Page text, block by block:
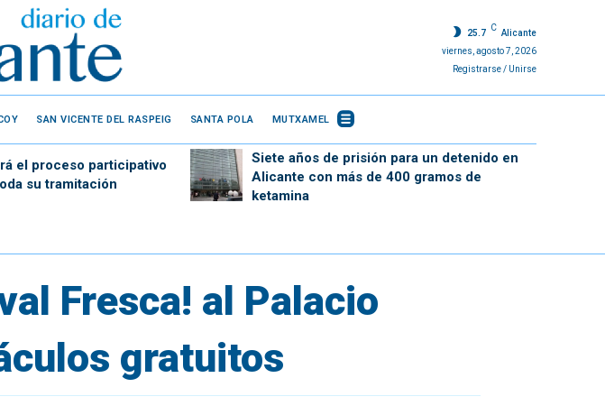
25.7
C
Alicante
viernes, agosto 7, 2026
Registrarse / Unirse
SAN VICENTE DEL RASPEIG SANTA POLA MUTXAMEL
el proceso participativo
su tramitación
Siete años de prisión para un detenido en
Alicante con más de 400 gramos de
ketamina
Fresca! al Palacio
gratuitos